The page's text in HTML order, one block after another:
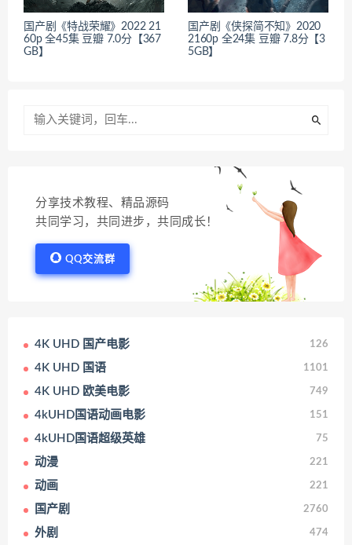
国产剧《特战荣耀》2022 21
60p 全45集 豆瓣 7.0分【367
GB】
国产剧《侠探简不知》2020
2160p 全24集 豆瓣 7.8分【3
5GB】
分享技术教程、精品源码
共同学习，共同进步，共同成长！
QQ交流群
4K UHD 国产电影 126
4K UHD 国语 1101
4K UHD 欧美电影 749
4kUHD国语动画电影 151
4kUHD国语超级英雄 75
动漫 221
动画 221
国产剧 2760
外剧 474